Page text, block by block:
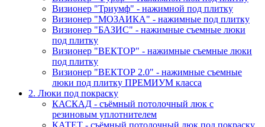
Визионер "Триумф" - нажимной под плитку
Визионер "МОЗАИКА" - нажимные под плитку
Визионер "БАЗИС" - нажимные съемные люки
под плитку
Визионер "ВЕКТОР" - нажимные съемные люки
под плитку
Визионер "ВЕКТОР 2.0" - нажимные съемные
люки под плитку ПРЕМИУМ класса
2. Люки под покраску
КАСКАД - съёмный потолочный люк с
резиновым уплотнителем